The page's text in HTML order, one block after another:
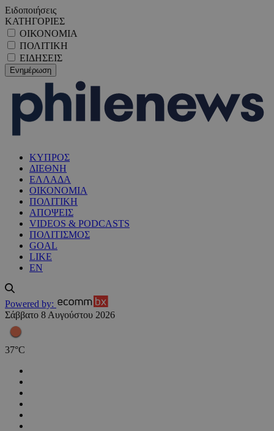
Ειδοποιήσεις
ΚΑΤΗΓΟΡΙΕΣ
ΟΙΚΟΝΟΜΙΑ
ΠΟΛΙΤΙΚΗ
ΕΙΔΗΣΕΙΣ
ΚΥΠΡΟΣ
ΔΙΕΘΝΗ
ΕΛΛΑΔΑ
ΟΙΚΟΝΟΜΙΑ
ΠΟΛΙΤΙΚΗ
ΑΠΟΨΕΙΣ
VIDEOS & PODCASTS
ΠΟΛΙΤΙΣΜΟΣ
GOAL
LIKE
EN
Powered by:
Σάββατο 8 Αυγούστου 2026
37°C